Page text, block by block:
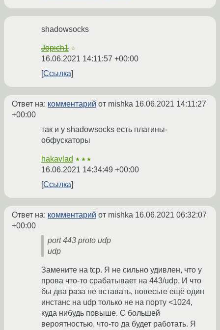
shadowsocks
Jopich1 ☆
16.06.2021 14:11:57 +00:00
Ссылка
Ответ на: комментарий от mishka 16.06.2021 14:11:27
+00:00
так и у shadowsocks есть плагины-
обфускаторы
hakavlad ★★★
16.06.2021 14:34:49 +00:00
Ссылка
Ответ на: комментарий от mishka 16.06.2021 06:32:07
+00:00
port 443 proto udp
udp
Замените на tcp. Я не сильно удивлен, что у
прова что-то срабатывает на 443/udp. И что
бы два раза не вставать, повесьте ещё один
инстанс на udp только не на порту <1024,
куда нибудь повыше. С большей
вероятностью, что-то да будет работать. Я